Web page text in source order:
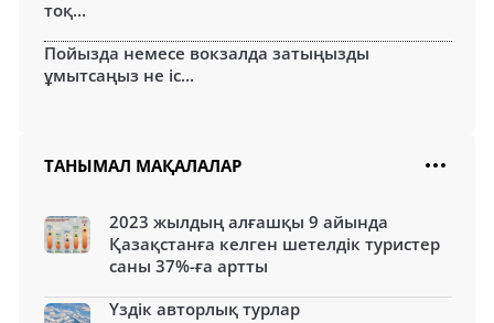
тоқ...
Пойызда немесе вокзалда затыңызды
ұмытсаңыз не іс...
ТАНЫМАЛ МАҚАЛАЛАР
2023 жылдың алғашқы 9 айында
Қазақстанға келген шетелдік туристер
саны 37%-ға артты
Үздік авторлық турлар